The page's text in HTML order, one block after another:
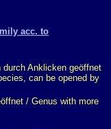
acc. to
durch Anklicken geöffnet
can be opened by
/ Genus with more